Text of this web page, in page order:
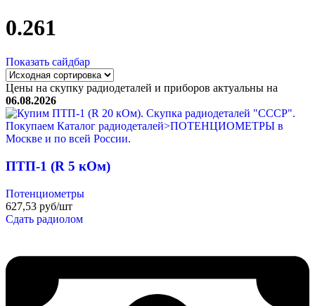
0.261
Показать сайдбар
Цены на скупку радиодеталей и приборов актуальны на
06.08.2026
ПТП-1 (R 5 кОм)
Потенциометры
627,53 руб/шт
Сдать радиолом